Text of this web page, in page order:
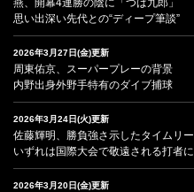
燕、開幕4連勝の陰に「つば九郎」
思い出深い先代との“ディープ筆談”
2026年3月27日(金)更新
周東佑京、スーパープレーの背景
内野出身外野手特有のダイブ捕球
2026年3月24日(火)更新
佐藤輝明、勝負強さ示したタイムリー
いずれは国際大会で敬遠される打者に
2026年3月20日(金)更新